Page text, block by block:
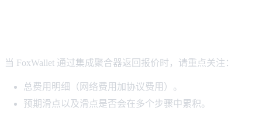
当 FoxWallet 通过集成聚合器返回报价时，请重点关注：
总费用明细（网络费用加协议费用）。
预期滑点以及滑点是否会在多个步骤中累积。